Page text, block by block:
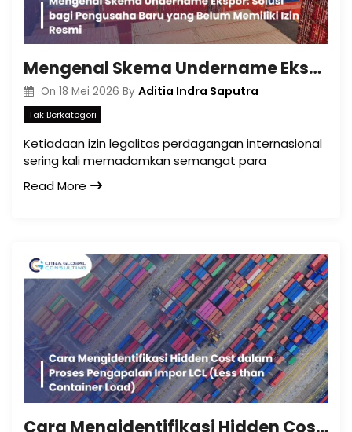
Mengenal Skema Undername Ekspor: Solusi bagi Pengusaha Baru yang Belum Memiliki Izin Resmi
On 18 Mei 2026 By Aditia Indra Saputra
Tak Berkategori
Ketiadaan izin legalitas perdagangan internasional
sering kali memadamkan semangat para
Read More
Cara Mengidentifikasi Hidden Cost dalam Proses Pengapalan Impor LCL (Less than Container Load)